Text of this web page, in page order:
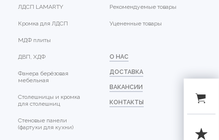
ЛДСП LAMARTY
Кромка для ЛДСП
МДФ плиты
ДВП, ХДФ
Фанера берёзовая
мебельная
Столешницы и кромка
для столешниц
Стеновые панели
(фартуки для кухни)
Рекомендуемые товары
Уцененные товары
О НАС
ДОСТАВКА
ВАКАНСИИ
КОНТАКТЫ